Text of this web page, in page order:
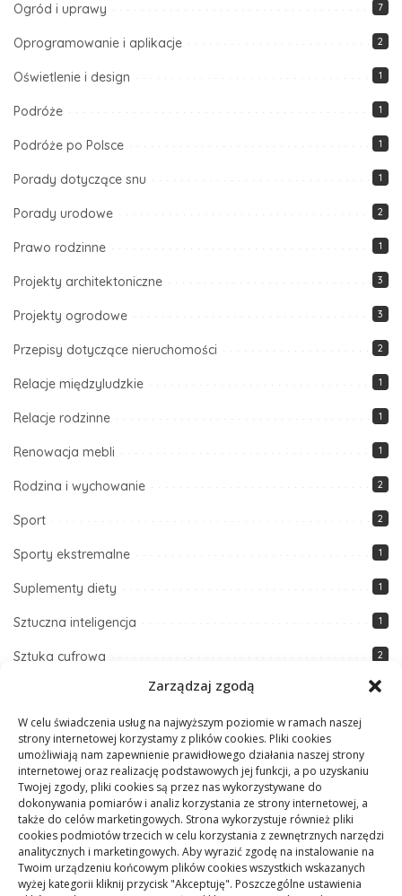
Zarządzaj zgodą
W celu świadczenia usług na najwyższym poziomie w ramach naszej
strony internetowej korzystamy z plików cookies. Pliki cookies
umożliwiają nam zapewnienie prawidłowego działania naszej strony
internetowej oraz realizację podstawowych jej funkcji, a po uzyskaniu
Twojej zgody, pliki cookies są przez nas wykorzystywane do
dokonywania pomiarów i analiz korzystania ze strony internetowej, a
także do celów marketingowych. Strona wykorzystuje również pliki
cookies podmiotów trzecich w celu korzystania z zewnętrznych narzędzi
analitycznych i marketingowych. Aby wyrazić zgodę na instalowanie na
Twoim urządzeniu końcowym plików cookies wszystkich wskazanych
wyżej kategorii kliknij przycisk "Akceptuję". Poszczególne ustawienia
Ogród i uprawy 7
Oprogramowanie i aplikacje 2
Oświetlenie i design 1
Podróże 1
Podróże po Polsce 1
Porady dotyczące snu 1
Porady urodowe 2
Prawo rodzinne 1
Projekty architektoniczne 3
Projekty ogrodowe 3
Przepisy dotyczące nieruchomości 2
Relacje międzyludzkie 1
Relacje rodzinne 1
Renowacja mebli 1
Rodzina i wychowanie 2
Sport 2
Sporty ekstremalne 1
Suplementy diety 1
Sztuczna inteligencja 1
Sztuka cyfrowa 2
1
Szybkie przepisy
Techniki DIY i majsterkowanie
Technologia
Zdrowe odżywianie
Zdrowie i fitness